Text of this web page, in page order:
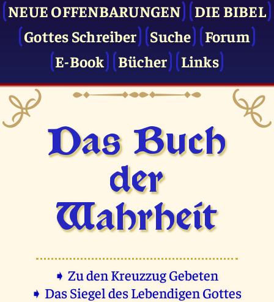
NEUE OFFENBARUNGEN
DIE BIBEL
Gottes Schreiber
Suche
Forum
E-Book
Bücher Links
Das Buch
der
Wahrheit
➧ Zu den Kreuzzug Gebeten
➧ Das Siegel des Lebendigen Gottes